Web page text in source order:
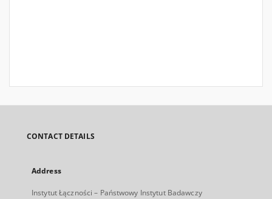
CONTACT DETAILS
Address
Instytut Łączności – Państwowy Instytut Badawczy